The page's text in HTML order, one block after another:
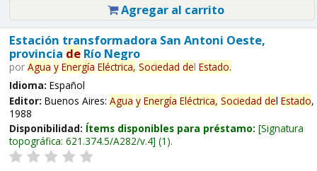
Agregar al carrito
Estación transformadora San Antoni Oeste,
provincia deRío Negro
por Agua y Energía Eléctrica, Sociedad del Estado.
Idioma: Español
Editor: Buenos Aires: Agua y Energía Eléctrica, Sociedad del Estado,
1988
Disponibilidad: Ítems disponibles para préstamo: Signatura
topográfica: 621.374.5/A282/v.4 (1).